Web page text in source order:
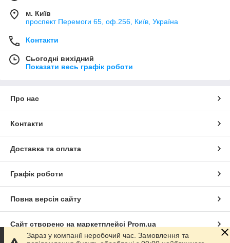
м. Київ
проспект Перемоги 65, оф.256, Київ, Україна
Контакти
Сьогодні вихідний
Показати весь графік роботи
Про нас
Контакти
Доставка та оплата
Графік роботи
Повна версія сайту
Сайт створено на маркетплейсі Prom.ua
Зараз у компанії неробочий час. Замовлення та